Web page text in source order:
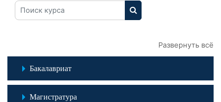
Поиск курса
ПОИСК КУРСА
Развернуть всё
Бакалавриат
Магистратура